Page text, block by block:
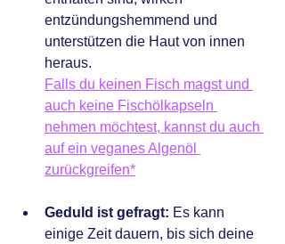
entzündungshemmend und
unterstützen die Haut von innen
heraus.
Falls du keinen Fisch magst und
auch keine Fischölkapseln
nehmen möchtest, kannst du auch
auf ein veganes Algenöl
zurückgreifen*
Geduld ist gefragt: Es kann
einige Zeit dauern, bis sich deine